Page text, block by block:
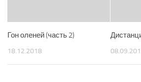
Гон оленей (часть 2)
18.12.2018